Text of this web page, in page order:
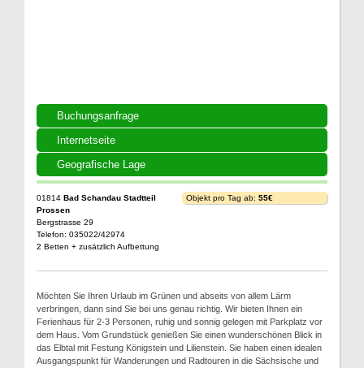
Buchungsanfrage
Internetseite
Geografische Lage
01814 Bad Schandau Stadtteil
Prossen
Bergstrasse 29
Telefon: 035022/42974
2 Betten + zusätzlich Aufbettung
Objekt pro Tag ab: 55€
Möchten Sie Ihren Urlaub im Grünen und abseits von allem Lärm
verbringen, dann sind Sie bei uns genau richtig. Wir bieten Ihnen ein
Ferienhaus für 2-3 Personen, ruhig und sonnig gelegen mit Parkplatz vor
dem Haus. Vom Grundstück genießen Sie einen wunderschönen Blick in
das Elbtal mit Festung Königstein und Lilienstein. Sie haben einen idealen
Ausgangspunkt für Wanderungen und Radtouren in die Sächsische und